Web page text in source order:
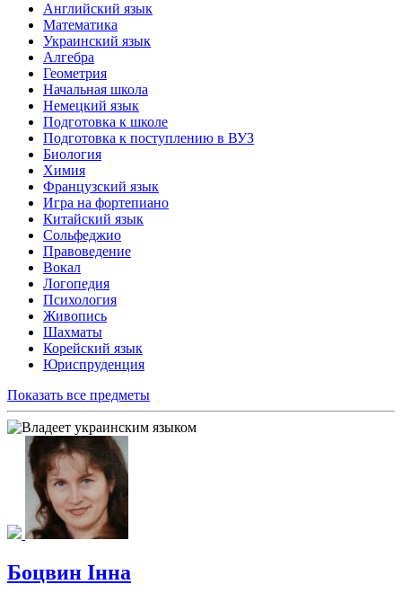
Английский язык
Математика
Украинский язык
Алгебра
Геометрия
Начальная школа
Немецкий язык
Подготовка к школе
Подготовка к поступлению в ВУЗ
Биология
Химия
Французский язык
Игра на фортепиано
Китайский язык
Сольфеджио
Правоведение
Вокал
Логопедия
Психология
Живопись
Шахматы
Корейский язык
Юриспруденция
Показать все предметы
Боцвин Інна